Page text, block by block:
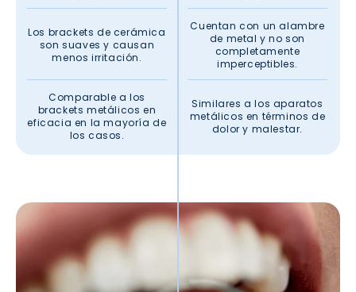
Los brackets de cerámica
son suaves y causan
menos irritación.
Cuentan con un alambre
de metal y no son
completamente
imperceptibles.
Comparable a los
brackets metálicos en
eficacia en la mayoría de
los casos.
Similares a los aparatos
metálicos en términos de
dolor y malestar.